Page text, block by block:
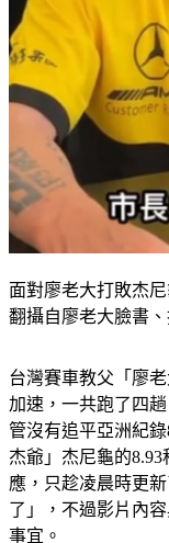
翻攝自廖老大臉書
加速，一共跑了四
管沒有追平亞洲紀
杰爺」杰尼龜的
應，只趁凌晨時更
了」，不過影片內
事宜。